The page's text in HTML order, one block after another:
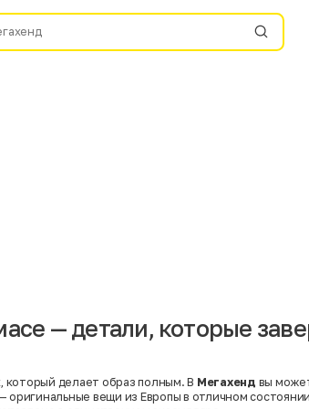
— детали, которые
делает образ полным. В Мегахенд вы
— оригинальные вещи из Европы в отличном